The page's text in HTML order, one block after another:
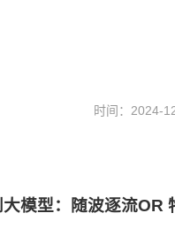
时间：2024-
模型：随波逐流OR